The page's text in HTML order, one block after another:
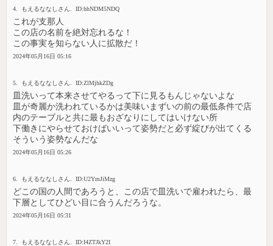
4. もえるななしさん. ID:hhNDM5NDQ
これが支那人
この店の名前を絶対忘れるな！
この事実を知らない人に拡散だ！
2024年05月16日 05:16
5. もえるななしさん. ID:ZlMjhkZDg
皿洗いって本来させてやるって下に見るもんじゃないよな
皿が奇麗か洗われているかは美味いまずいの前の最低条件で店
内のテーブルと共に最もおざなりにしてはいけない所
下働きにやらせておけばいいって姿勢だと必ず綻びが出てくる
そういう姿勢なんだな
2024年05月16日 05:26
6. もえるななしさん. ID:U2YmJiMzg
どこの国の人間であろうと、この店で皿洗いで雇われたら、最
下層としてひどい目に合うんだろうな。
2024年05月16日 05:31
7. もえるななしさん. ID:I4ZTJkY2I